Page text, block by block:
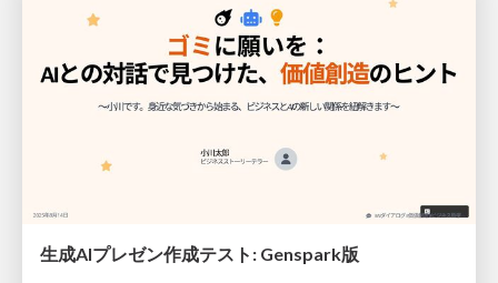
生成AIプレゼン作成テスト: Genspark版